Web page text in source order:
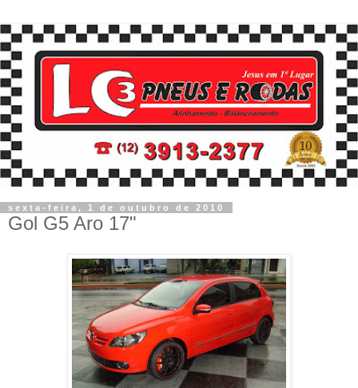
sexta-feira, 1 de outubro de 2010
Gol G5 Aro 17"